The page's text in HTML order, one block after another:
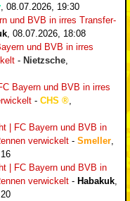
08.07.2026, 19:30
und BVB in irres Transfer-
08.07.2026, 18:08
und BVB in irres
- Nietzsche
Bayern und BVB in irres
- CHS
| FC Bayern und BVB in
verwickelt - Smeller
| FC Bayern und BVB in
verwickelt - Habakuk